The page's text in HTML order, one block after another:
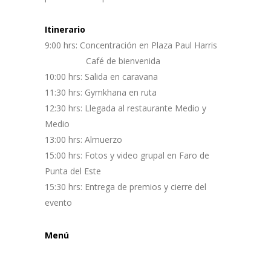
Itinerario
9:00 hrs: Concentración en Plaza Paul Harris
Café de bienvenida
10:00 hrs: Salida en caravana
11:30 hrs: Gymkhana en ruta
12:30 hrs: Llegada al restaurante Medio y
Medio
13:00 hrs: Almuerzo
15:00 hrs: Fotos y video grupal en Faro de
Punta del Este
15:30 hrs: Entrega de premios y cierre del
evento
Menú